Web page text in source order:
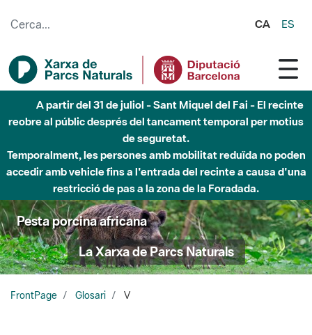
CA ES
A partir del 31 de juliol - Sant Miquel del Fai - El recinte
reobre al públic després del tancament temporal per motius
de seguretat.
Temporalment, les persones amb mobilitat reduïda no poden
accedir amb vehicle fins a l'entrada del recinte a causa d'una
restricció de pas a la zona de la Foradada.
Pesta porcina africana
La Xarxa de Parcs Naturals
FrontPage Glosari V